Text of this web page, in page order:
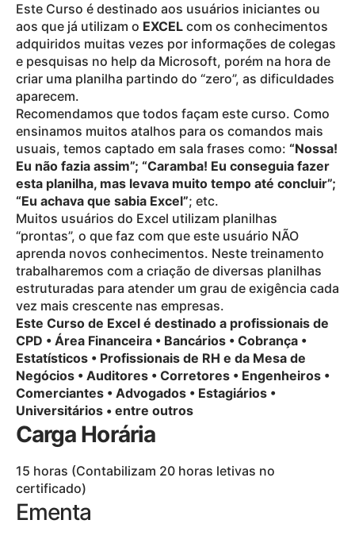
Este Curso é destinado aos usuários iniciantes ou
aos que já utilizam o EXCEL com os conhecimentos
adquiridos muitas vezes por informações de colegas
e pesquisas no help da Microsoft, porém na hora de
criar uma planilha partindo do “zero”, as dificuldades
aparecem.
Recomendamos que todos façam este curso. Como
ensinamos muitos atalhos para os comandos mais
usuais, temos captado em sala frases como: “Nossa!
Eu não fazia assim”; “Caramba! Eu conseguia fazer
esta planilha, mas levava muito tempo até concluir”;
“Eu achava que sabia Excel”; etc.
Muitos usuários do Excel utilizam planilhas
“prontas”, o que faz com que este usuário NÃO
aprenda novos conhecimentos. Neste treinamento
trabalharemos com a criação de diversas planilhas
estruturadas para atender um grau de exigência cada
vez mais crescente nas empresas.
Este Curso de Excel é destinado a profissionais de
CPD • Área Financeira • Bancários • Cobrança •
Estatísticos • Profissionais de RH e da Mesa de
Negócios • Auditores • Corretores • Engenheiros •
Comerciantes • Advogados • Estagiários •
Universitários • entre outros
Carga Horária
15 horas (Contabilizam 20 horas letivas no
certificado)
Ementa